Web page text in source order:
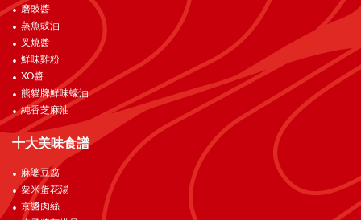
磨豉醬
蒸魚豉油
叉燒醬
鮮味雞粉
XO醬
熊貓牌鮮味蠔油
純香芝麻油
十大美味食譜
麻婆豆腐
粟米蛋花湯
京醬肉絲